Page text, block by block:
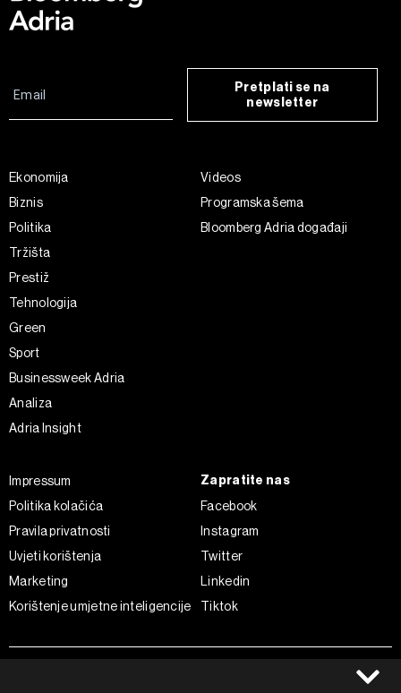
Pretplati se na
newsletter
Ekonomija
Biznis
Politika
Tržišta
Prestiž
Tehnologija
Green
Sport
Businessweek Adria
Analiza
Adria Insight
Videos
Programska šema
Bloomberg Adria događaji
Impressum
Politika kolačića
Pravila privatnosti
Uvjeti korištenja
Marketing
Korištenje umjetne inteligencije
Zapratite nas
Facebook
Instagram
Twitter
Linkedin
Tiktok
©2022 - 2026 Bloomberg L.P. All Rights Reserved. BLOOMBERG and
the BLOOMBERG logo are registered trademarks and service marks of